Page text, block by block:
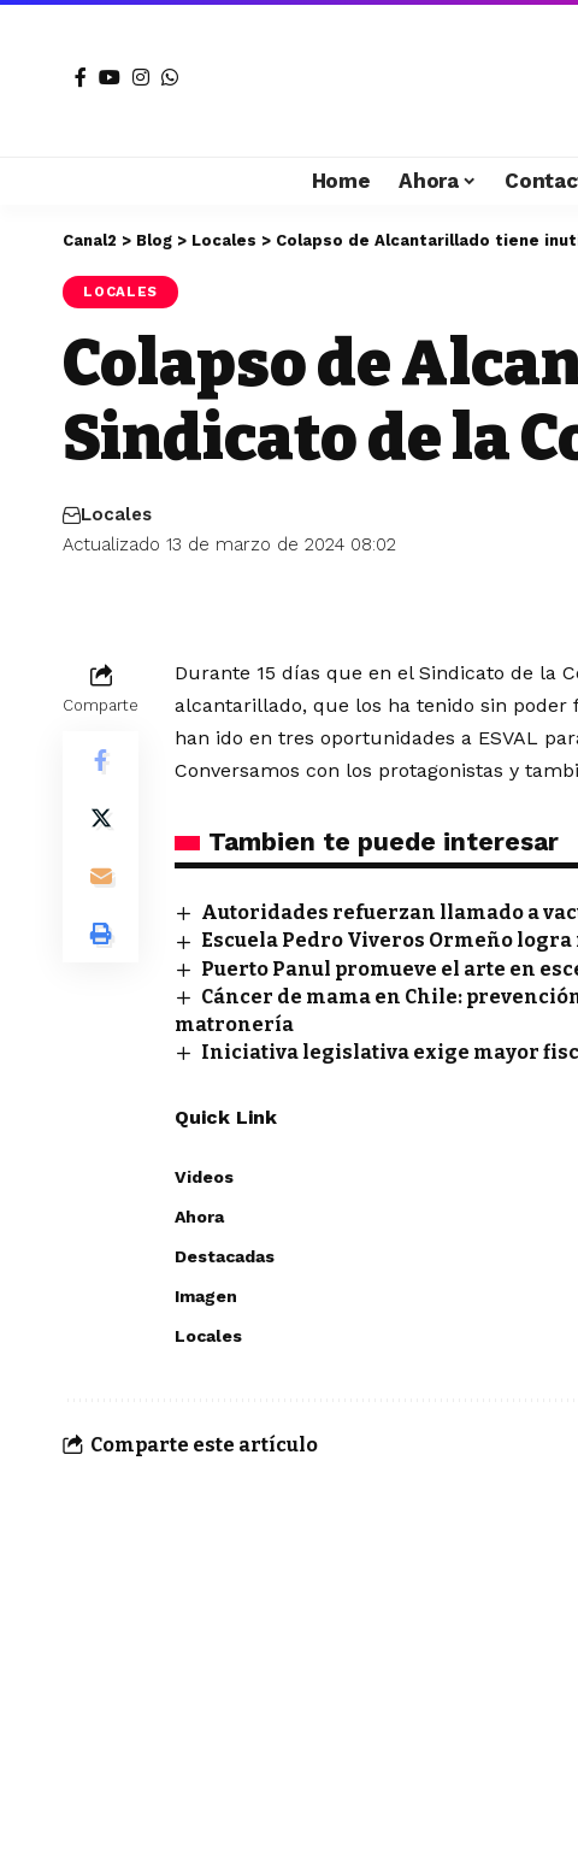
Home Ahora
Canal2 > Blog > Locales > Colapso de Alcantarillado tiene
LOCALES
Colapso de
Sindicato de la
Actualizado 13 de marzo de 2024 08:02
Locales
Comparte
Durante 15 días que en el Sindicato de la
alcantarillado, que los ha tenido sin
han ido en tres oportunidades a ESVAL
Conversamos con los protagonistas y
Tambien te puede interesar
Autoridades refuerzan llamado a
Escuela Pedro Viveros Ormeño
Puerto Panul promueve el arte en
Cáncer de mama en Chile:
matronería
Iniciativa legislativa exige mayor
Quick Link
Videos
Ahora
Destacadas
Imagen
Locales
Comparte este artículo